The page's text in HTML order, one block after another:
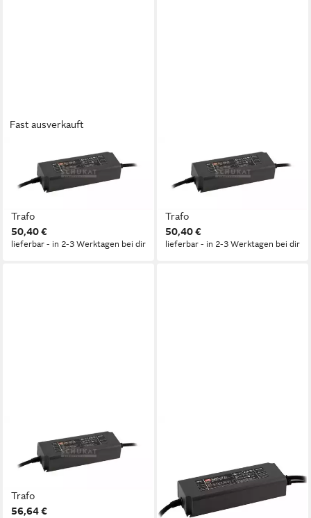
Fast ausverkauft
"NPF-200-24" 24V,
Kunststoff, 199,2W,
Trafo
50,40 €
lieferbar - in 2-3 Werktagen bei dir
"NPF-200-12" 12V,
Kunststoff, 180W, Niedervolt,
Trafo
50,40 €
lieferbar - in 2-3 Werktagen bei dir
"NPF-200V-24" 24V,
Kunststoff, 199,2W,
Trafo
56,64 €
L195xH39,5xB60cm LED
Trafo
56,09 €